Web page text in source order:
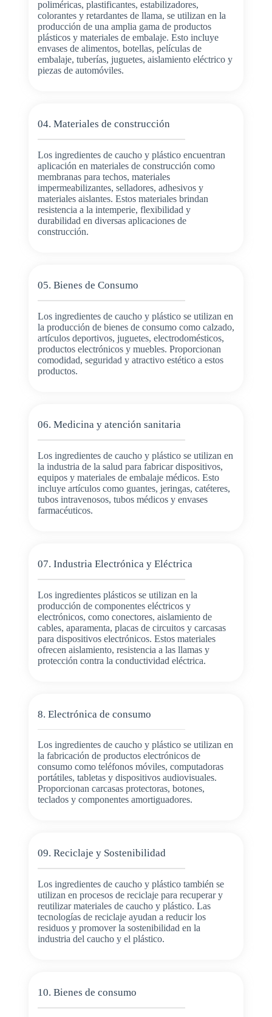
poliméricas, plastificantes, estabilizadores,
colorantes y retardantes de llama, se utilizan en la
producción de una amplia gama de productos
plásticos y materiales de embalaje. Esto incluye
envases de alimentos, botellas, películas de
embalaje, tuberías, juguetes, aislamiento eléctrico y
piezas de automóviles.
04. Materiales de construcción
Los ingredientes de caucho y plástico encuentran
aplicación en materiales de construcción como
membranas para techos, materiales
impermeabilizantes, selladores, adhesivos y
materiales aislantes. Estos materiales brindan
resistencia a la intemperie, flexibilidad y
durabilidad en diversas aplicaciones de
construcción.
05. Bienes de Consumo
Los ingredientes de caucho y plástico se utilizan en
la producción de bienes de consumo como calzado,
artículos deportivos, juguetes, electrodomésticos,
productos electrónicos y muebles. Proporcionan
comodidad, seguridad y atractivo estético a estos
productos.
06. Medicina y atención sanitaria
Los ingredientes de caucho y plástico se utilizan en
la industria de la salud para fabricar dispositivos,
equipos y materiales de embalaje médicos. Esto
incluye artículos como guantes, jeringas, catéteres,
tubos intravenosos, tubos médicos y envases
farmacéuticos.
07. Industria Electrónica y Eléctrica
Los ingredientes plásticos se utilizan en la
producción de componentes eléctricos y
electrónicos, como conectores, aislamiento de
cables, aparamenta, placas de circuitos y carcasas
para dispositivos electrónicos. Estos materiales
ofrecen aislamiento, resistencia a las llamas y
protección contra la conductividad eléctrica.
8. Electrónica de consumo
Los ingredientes de caucho y plástico se utilizan en
la fabricación de productos electrónicos de
consumo como teléfonos móviles, computadoras
portátiles, tabletas y dispositivos audiovisuales.
Proporcionan carcasas protectoras, botones,
teclados y componentes amortiguadores.
09. Reciclaje y Sostenibilidad
Los ingredientes de caucho y plástico también se
utilizan en procesos de reciclaje para recuperar y
reutilizar materiales de caucho y plástico. Las
tecnologías de reciclaje ayudan a reducir los
residuos y promover la sostenibilidad en la
industria del caucho y el plástico.
10. Bienes de consumo